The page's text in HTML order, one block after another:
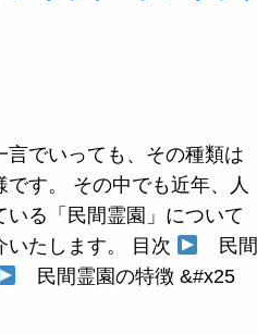
言でいっても、その種類は
です。 その中でも近年、人
いる「民間霊園」について
いたします。 目次
民間
民間霊園の特徴 &#x25